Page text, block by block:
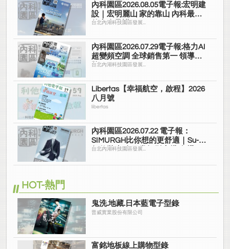
內科園區2026.08.05電子報:宏明建
設｜宏明麗山 家的靠山 內科最高
的安全承諾
台北內湖科技園區發展...
內科園區2026.07.29電子報:格力AI
超變頻空調 全球銷售第一 領導品
牌
台北內湖科技園區發展...
Libertas【幸福航空，啟程】2026
八月號
libertas
內科園區2026.07.22 電子報：
SIMURGH比你想的更舒適｜Su-Si
舒仕裝 都會日常輕鬆穿搭 免燙可
台北內湖科技園區發展...
HOT-熱門
鬼洗.地藏.日本藍電子型錄
普威實業股份有限公司
富銘地板線上購物型錄